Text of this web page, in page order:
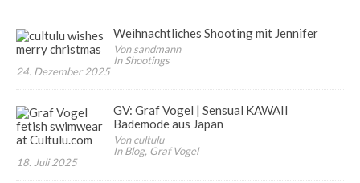
Weihnachtliches Shooting mit Jennifer
Von sandmann
In Shootings
24. Dezember 2025
GV: Graf Vogel | Sensual KAWAII
Bademode aus Japan
Von cultulu
In Blog, Graf Vogel
18. Juli 2025